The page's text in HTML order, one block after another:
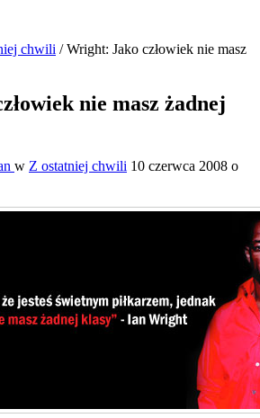
chwili /Wright: Jako człowiek nie masz
nie masz żadnej
w Z ostatniej chwili 10 czerwca 2008 o